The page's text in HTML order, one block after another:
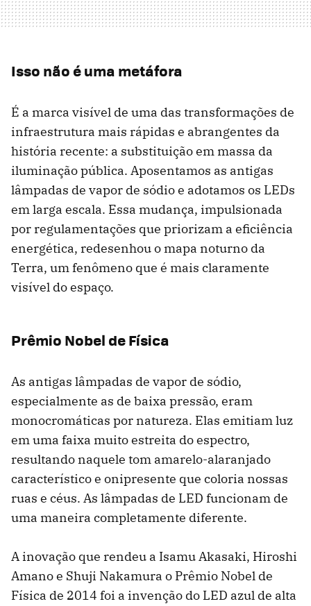
Isso não é uma metáfora
É a marca visível de uma das transformações de
infraestrutura mais rápidas e abrangentes da
história recente: a substituição em massa da
iluminação pública. Aposentamos as antigas
lâmpadas de vapor de sódio e adotamos os LEDs
em larga escala. Essa mudança, impulsionada
por regulamentações que priorizam a eficiência
energética, redesenhou o mapa noturno da
Terra, um fenômeno que é mais claramente
visível do espaço.
Prêmio Nobel de Física
As antigas lâmpadas de vapor de sódio,
especialmente as de baixa pressão, eram
monocromáticas por natureza. Elas emitiam luz
em uma faixa muito estreita do espectro,
resultando naquele tom amarelo-alaranjado
característico e onipresente que coloria nossas
ruas e céus. As lâmpadas de LED funcionam de
uma maneira completamente diferente.
A inovação que rendeu a Isamu Akasaki, Hiroshi
Amano e Shuji Nakamura o Prêmio Nobel de
Física de 2014 foi a invenção do LED azul de alta